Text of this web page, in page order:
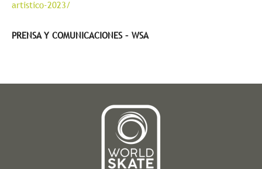
artistico-2023/
PRENSA Y COMUNICACIONES – WSA